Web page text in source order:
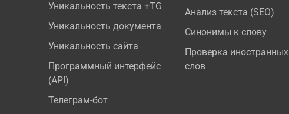
Уникальность текста +TG
Уникальность документа
Уникальность сайта
Программный интерфейс
(API)
Телеграм-бот
Анализ текста (SEO)
Синонимы к слову
Проверка иностранных
слов